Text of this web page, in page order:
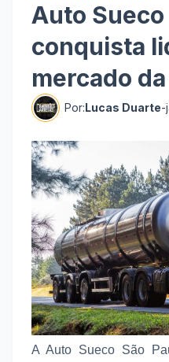
Auto Sueco
conquista
mercado
Por:Lucas Duarte-
A Auto Sueco São